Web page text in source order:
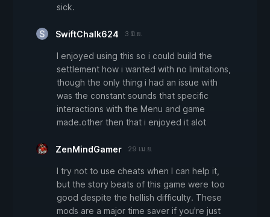
sick.
SwiftChalk624 3 มิ.ย.
I enjoyed using this so i could build the
settlement how i wanted with no limitations,
though the only thing i had an issue with
was the constant sounds that specific
interactions with the Menu and game
made.other then that i enjoyed it alot
ZenMindGamer 29 เม.ย.
I try not to use cheats when I can help it,
but the story beats of this game were too
good despite the hellish difficulty. These
mods are a major time saver if you're just